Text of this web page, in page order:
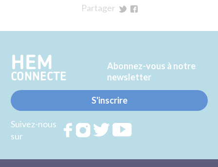
Partager
Twitter
Facebook
HEM
CONNECTE
Abonnez-vous à notre
newsletter
S'inscrire
Suivez-nous
sur
RejoignezRejoignezRejoignez